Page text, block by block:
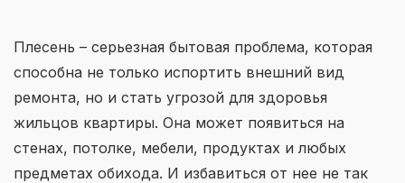
Плесень – серьезная бытовая проблема, которая
способна не только испортить внешний вид
ремонта, но и стать угрозой для здоровья
жильцов квартиры. Она может появиться на
стенах, потолке, мебели, продуктах и любых
предметах обихода. И избавиться от нее не так